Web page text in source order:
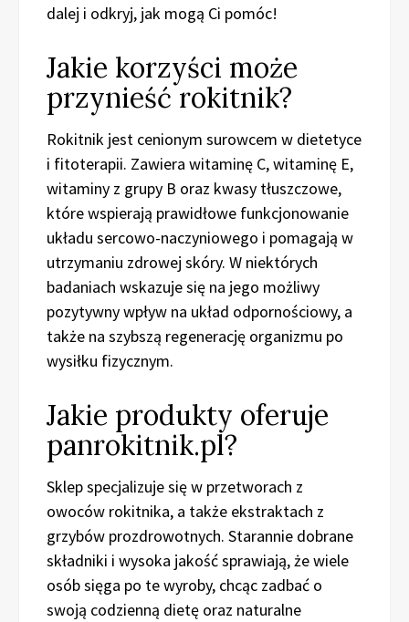
dalej i odkryj, jak mogą Ci pomóc!
Jakie korzyści może
przynieść rokitnik?
Rokitnik jest cenionym surowcem w dietetyce
i fitoterapii. Zawiera witaminę C, witaminę E,
witaminy z grupy B oraz kwasy tłuszczowe,
które wspierają prawidłowe funkcjonowanie
układu sercowo-naczyniowego i pomagają w
utrzymaniu zdrowej skóry. W niektórych
badaniach wskazuje się na jego możliwy
pozytywny wpływ na układ odpornościowy, a
także na szybszą regenerację organizmu po
wysiłku fizycznym.
Jakie produkty oferuje
panrokitnik.pl?
Sklep specjalizuje się w przetworach z
owoców rokitnika, a także ekstraktach z
grzybów prozdrowotnych. Starannie dobrane
składniki i wysoka jakość sprawiają, że wiele
osób sięga po te wyroby, chcąc zadbać o
swoją codzienną dietę oraz naturalne